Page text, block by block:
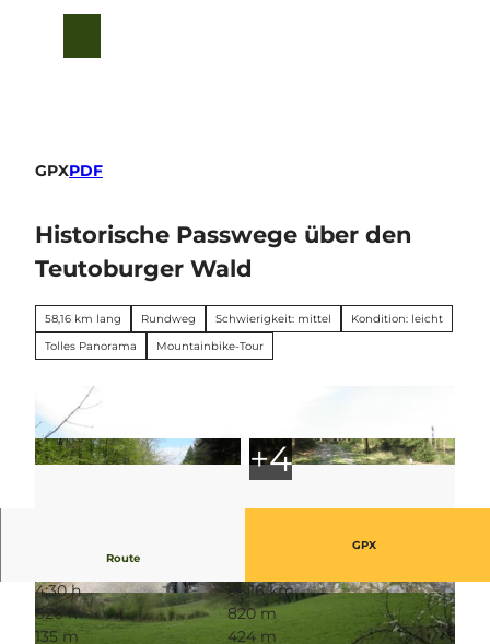
GPXPDF
Historische Passwege über den
Teutoburger Wald
58,16 km lang Rundweg Schwierigkeit: mittel
Kondition: leicht
Tolles Panorama
Mountainbike-Tour
© Manfred Wiehenkamp, HAVERGOH Hotel - H
-BM |
CC-BY-SA
© Manfred Wiehenkamp, HAVERGOH Hotel - H
-BM |
CC-BY-SA
Route
GPX
4:30 h
58,16 km
820 m
820 m
135 m
424 m